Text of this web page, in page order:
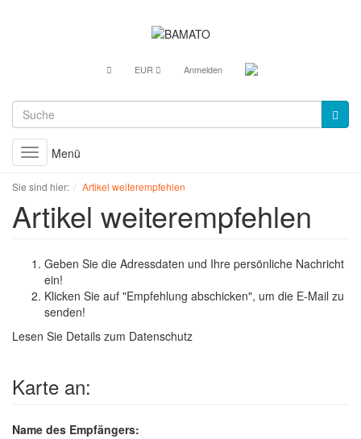
EUR Anmelden
Toggle
navigation
Menü
Sie sind hier: Artikel weiterempfehlen
Artikel weiterempfehlen
Geben Sie die Adressdaten und Ihre persönliche Nachricht
ein!
Klicken Sie auf "Empfehlung abschicken", um die E-Mail zu
senden!
Lesen Sie Details zum Datenschutz
Karte an:
Name des Empfängers: